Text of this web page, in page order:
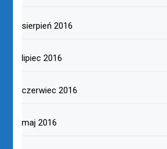
sierpień 2016
lipiec 2016
czerwiec 2016
maj 2016